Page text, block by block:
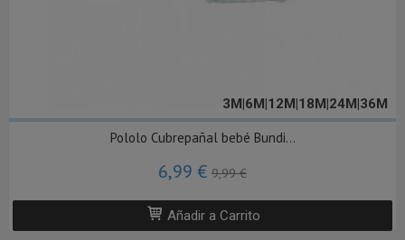
3M|6M|12M|18M|24M|36M
Pololo Cubrepañal bebé Bundi...
6,99 € 9,99 €
Añadir a Carrito